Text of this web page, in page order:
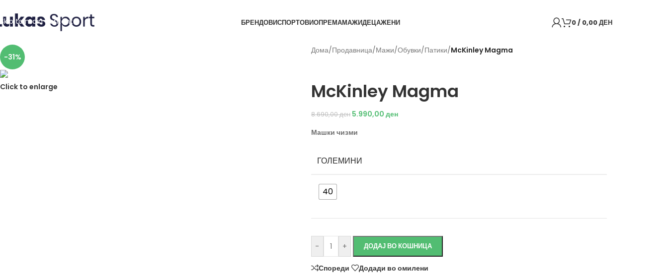
Skip to main content
БРЕНДОВИСПОРТОВИОПРЕМАМАЖИДЕЦАЖЕНИ 0/ 0,00ДЕН
-31%
Click to enlarge
Дома/Продавница/Мажи/Обувки/Патики/McKinley Magma
McKinley Magma
8.690,00ден 5.990,00 ден
Машки чизми
ГОЛЕМИНИ
40
- + ДОДАЈ ВО КОШНИЦА
Спореди
Додади во омилени